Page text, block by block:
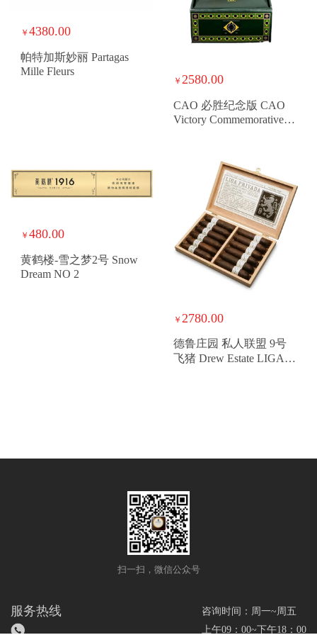
￥ 4380.00
帕特加斯妙丽 Partagas
Mille Fleurs
￥ 2580.00
CAO 必胜纪念版 CAO
Victory Commemorative
￥ 480.00
黄鹤楼-雪之梦2号 Snow
Dream NO 2
￥ 2780.00
德鲁庄园 私人联盟 9号
飞猪 Drew Estate LIGA
扫一扫，微信公众号
服务热线
咨询时间：周一~周五
上午09：00~下午18：00